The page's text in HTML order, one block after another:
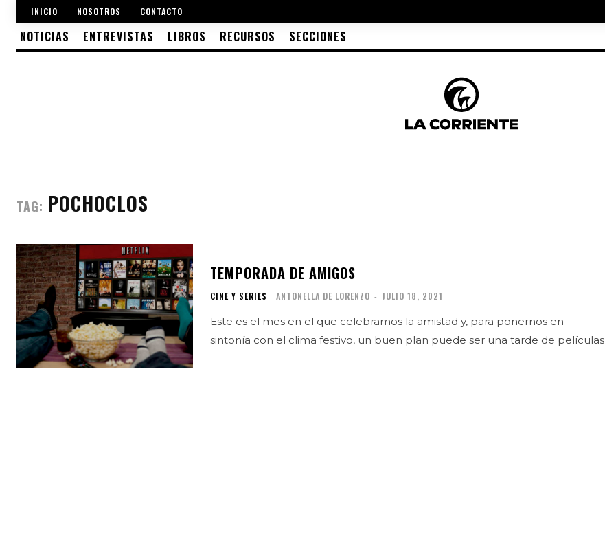
INICIO NOSOTROS CONTACTO
NOTICIAS ENTREVISTAS LIBROS RECURSOS SECCIONES
TAG: POCHOCLOS
TEMPORADA DE AMIGOS
CINE Y SERIES ANTONELLA DE LORENZO - JULIO 18, 2021
Este es el mes en el que celebramos la amistad y, para ponernos en
sintonía con el clima festivo, un buen plan puede ser una tarde de películas